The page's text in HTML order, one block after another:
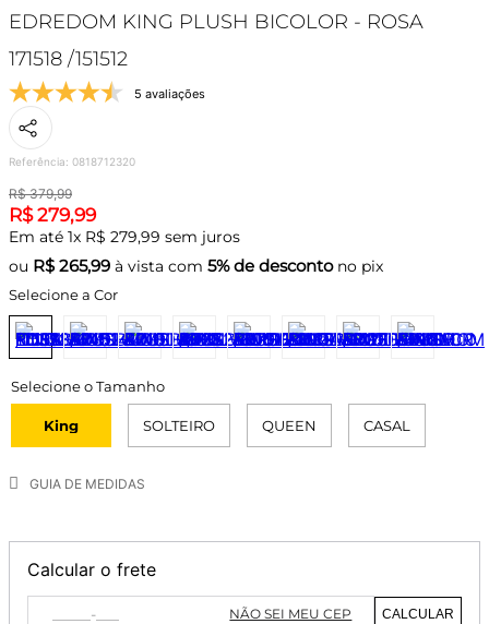
EDREDOM KING PLUSH BICOLOR - ROSA
171518 /151512
5 avaliações
Referência: 0818712320
R$ 379,99
R$ 279,99
Em até 1x R$ 279,99 sem juros
ou R$ 265,99 à vista com 5% de descontono pix
Selecione a Cor
King SOLTEIRO QUEEN CASAL
GUIA DE MEDIDAS
Calcular o frete
NÃO SEI MEU CEP CALCULAR